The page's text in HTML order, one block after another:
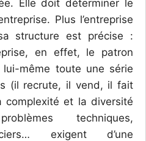
Elle doit déterminer le
Plus l’entreprise
structure est précise :
en effet, le patron
même toute une série
(il recrute, il vend, il fait
complexité et la diversité
techniques,
exigent d’une